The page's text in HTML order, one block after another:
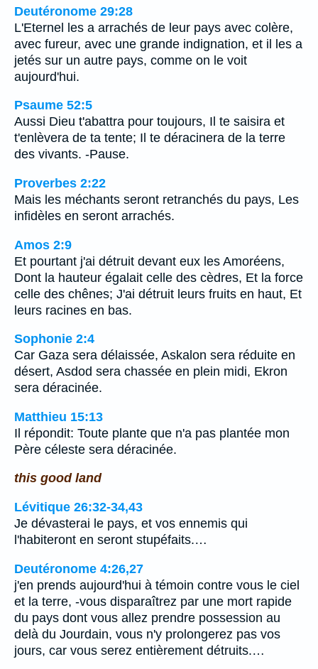
Deutéronome 29:28
L'Eternel les a arrachés de leur pays avec colère,
avec fureur, avec une grande indignation, et il les a
jetés sur un autre pays, comme on le voit
aujourd'hui.
Psaume 52:5
Aussi Dieu t'abattra pour toujours, Il te saisira et
t'enlèvera de ta tente; Il te déracinera de la terre
des vivants. -Pause.
Proverbes 2:22
Mais les méchants seront retranchés du pays, Les
infidèles en seront arrachés.
Amos 2:9
Et pourtant j'ai détruit devant eux les Amoréens,
Dont la hauteur égalait celle des cèdres, Et la force
celle des chênes; J'ai détruit leurs fruits en haut, Et
leurs racines en bas.
Sophonie 2:4
Car Gaza sera délaissée, Askalon sera réduite en
désert, Asdod sera chassée en plein midi, Ekron
sera déracinée.
Matthieu 15:13
Il répondit: Toute plante que n'a pas plantée mon
Père céleste sera déracinée.
this good land
Lévitique 26:32-34,43
Je dévasterai le pays, et vos ennemis qui
l'habiteront en seront stupéfaits.…
Deutéronome 4:26,27
j'en prends aujourd'hui à témoin contre vous le ciel
et la terre, -vous disparaîtrez par une mort rapide
du pays dont vous allez prendre possession au
delà du Jourdain, vous n'y prolongerez pas vos
jours, car vous serez entièrement détruits.…